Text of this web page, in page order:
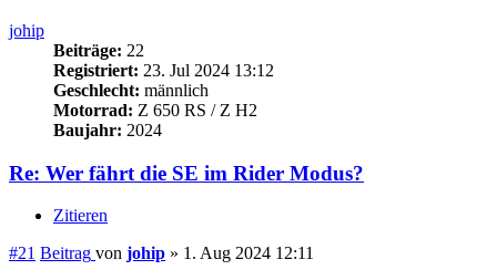
johip
Beiträge: 22
Registriert: 23. Jul 2024 13:12
Geschlecht: männlich
Motorrad: Z 650 RS / Z H2
Baujahr: 2024
Re: Wer fährt die SE im Rider Modus?
Zitieren
#21 Beitrag von johip » 1. Aug 2024 12:11